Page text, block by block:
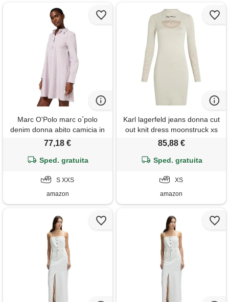
Marc O'Polo marc oߴpolo
denim donna abito camicia in
cotone bio con colletto kent,
multicolore (medium purple
multi 01), s
77,18 €
Sped. gratuita
S XXS
amazon
Karl lagerfeld jeans donna cut
out knit dress moonstruck xs
85,88 €
Sped. gratuita
XS
amazon